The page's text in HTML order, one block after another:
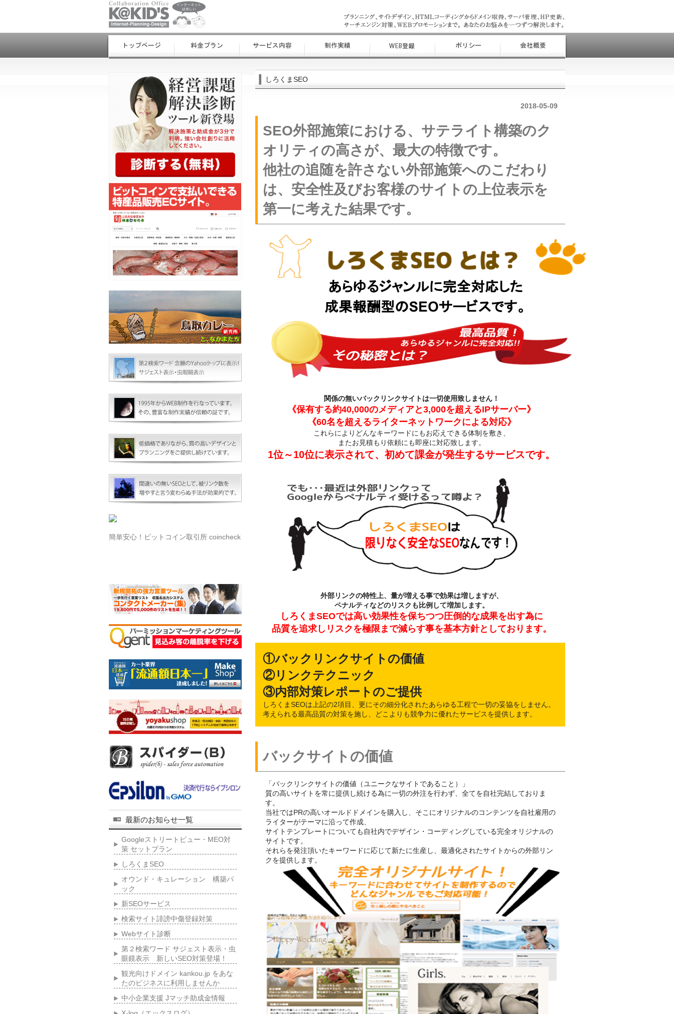
しろくまSEO
2018-05-09
SEO外部施策における、サテライト構築のク
オリティの高さが、最大の特徴です。
他社の追随を許さない外部施策へのこだわり
は、安全性及びお客様のサイトの上位表示を
第一に考えた結果です。
関係の無いバックリンクサイトは一切使用致しません！
《保有する約40,000のメディアと3,000を超えるIPサーバー》
《60名を超えるライターネットワークによる対応》
これらによりどんなキーワードにもお応えできる体制を敷き、
またお見積もり依頼にも即座に対応致します。
1位～10位に表示されて、初めて課金が発生するサービスです。
外部リンクの特性上、量が増える事で効果は増しますが、
ペナルティなどのリスクも比例して増加します。
しろくまSEOでは高い効果性を保ちつつ圧倒的な成果を出す為に
品質を追求しリスクを極限まで減らす事を基本方針としております。
①バックリンクサイトの価値
②リンクテクニック
③内部対策レポートのご提供
しろくまSEOは上記の2項目、更にその細分化されたあらゆる工程で一切の妥協をしません。
考えられる最高品質の対策を施し、どこよりも競争力に優れたサービスを提供します。
バックサイトの価値
「バックリンクサイトの価値（ユニークなサイトであること）」
質の高いサイトを常に提供し続ける為に一切の外注を行わず、全てを自社完結しておりま
す。
当社ではPRの高いオールドドメインを購入し、そこにオリジナルのコンテンツを自社雇用の
ライターがテーマに沿って作成、
サイトテンプレートについても自社内でデザイン・コーディングしている完全オリジナルの
サイトです。
それらを発注頂いたキーワードに応じて新たに生産し、最適化されたサイトからの外部リン
クを提供します。
簡単安心！ビットコイン取引所 coincheck
最新のお知らせ一覧
Googleストリートビュー・MEO対
策 セットプラン
しろくまSEO
オウンド・キュレーション 構築パ
ック
新SEOサービス
検索サイト誹謗中傷登録対策
Webサイト診断
第２検索ワード サジェスト表示・虫
眼鏡表示 新しいSEO対策登場！
観光向けドメイン kankou.jp をあな
たのビジネスに利用しませんか
中小企業支援 Jマッチ助成金情報